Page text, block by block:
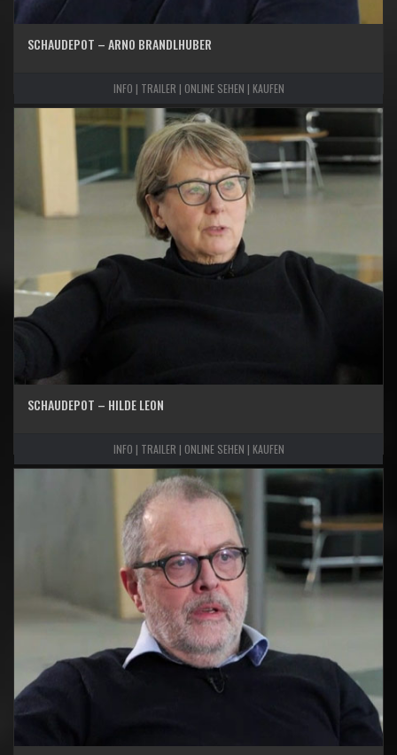
SCHAUDEPOT – ARNO BRANDLHUBER
INFO | TRAILER | ONLINE SEHEN | KAUFEN
SCHAUDEPOT – HILDE LEON
INFO | TRAILER | ONLINE SEHEN | KAUFEN